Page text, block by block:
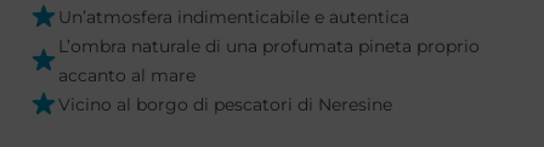
Un’atmosfera indimenticabile e autentica
L’ombra naturale di una profumata pineta proprio
accanto al mare
Vicino al borgo di pescatori di Neresine